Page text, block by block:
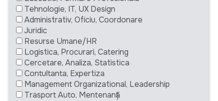
Tehnologie, IT, UX Design
Administrativ, Oficiu, Coordonare
Juridic
Resurse Umane/HR
Logistica, Procurari, Catering
Cercetare, Analiza, Statistica
Contultanta, Expertiza
Management Organizational, Leadership
Trasport Auto, Mentenanță